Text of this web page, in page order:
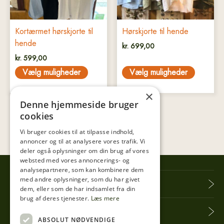
Kortærmet hørskjorte til
hende
kr. 599,00
Vælg muligheder
vælges
varesiden
Hørskjorte til hende
kr. 699,00
Vælg muligheder
vælges
varesiden
Tibberup Høkeren
Information
×
Denne hjemmeside bruger
cookies
Vi bruger cookies til at tilpasse indhold,
annoncer og til at analysere vores trafik. Vi
deler også oplysninger om din brug af vores
websted med vores annoncerings- og
analysepartnere, som kan kombinere dem
med andre oplysninger, som du har givet
dem, eller som de har indsamlet fra din
brug af deres tjenester. Læs mere
ABSOLUT NØDVENDIGE